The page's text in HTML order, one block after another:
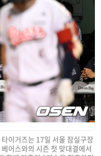
이거즈는 17일 서울 잠실구장
어스와의 시즌 첫 맞대결에서